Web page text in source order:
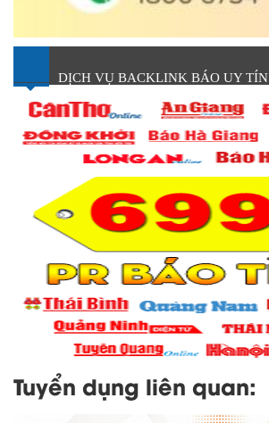
DỊCH VỤ BACKLINK BÁO UY TÍN
Tuyển dụng liên quan: